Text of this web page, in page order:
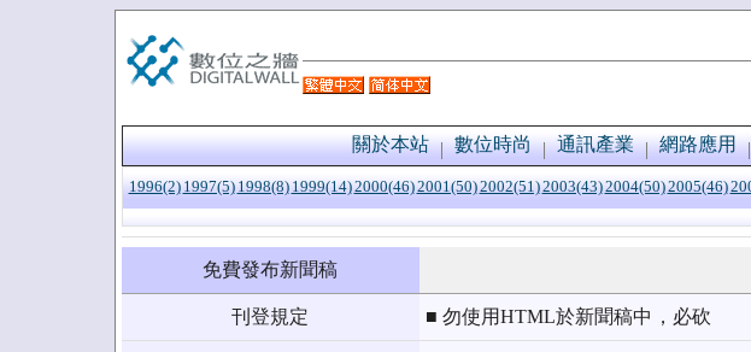
關於本站 數位時尚 通訊產業 網路應用
1996(2) 1997(5) 1998(8) 1999(14)2000(46)2001(50)2002(51)2003(43)2004(50)2005(46)
免費發布新聞稿
刊登規定 ■ 勿使用HTML於新聞稿中 ，必砍